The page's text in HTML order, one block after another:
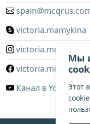
Мы
Этот
victoria.mamykina
victoria.mcqrus
victoria.mcqrus
Канал в YouTube